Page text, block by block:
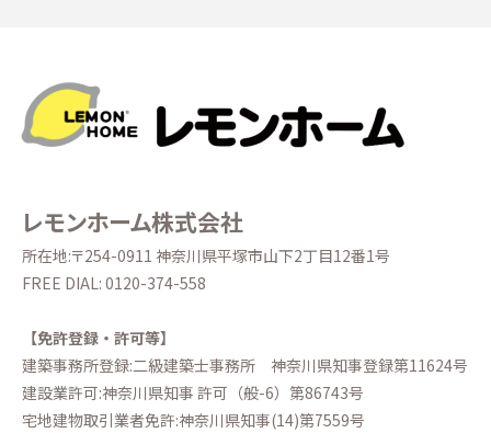
レモンホーム株式会社
所在地:〒254-0911 神奈川県平塚市山下2丁目12番1号
FREE DIAL: 0120-374-558
【免許登録・許可等】
建築事務所登録:二級建築士事務所 神奈川県知事登録第11624号
建設業許可:神奈川県知事 許可（般-6）第86743号
宅地建物取引業者免許:神奈川県知事(14)第7559号